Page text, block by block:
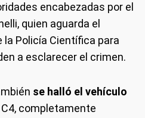
encabezadas por el
quien aguarda el
Policía Científica para
a esclarecer el crimen.
se halló el vehículo
C4, completamente